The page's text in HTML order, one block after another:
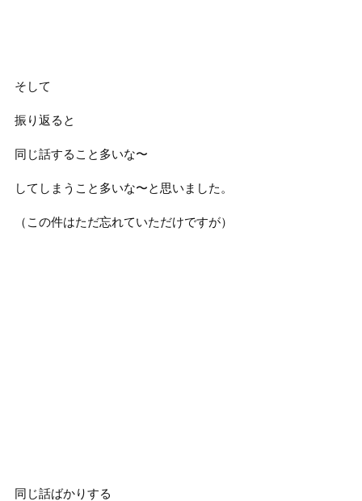
そして
振り返ると
同じ話すること多いな〜
してしまうこと多いな〜と思いました。
（この件はただ忘れていただけですが）
同じ話ばかりする